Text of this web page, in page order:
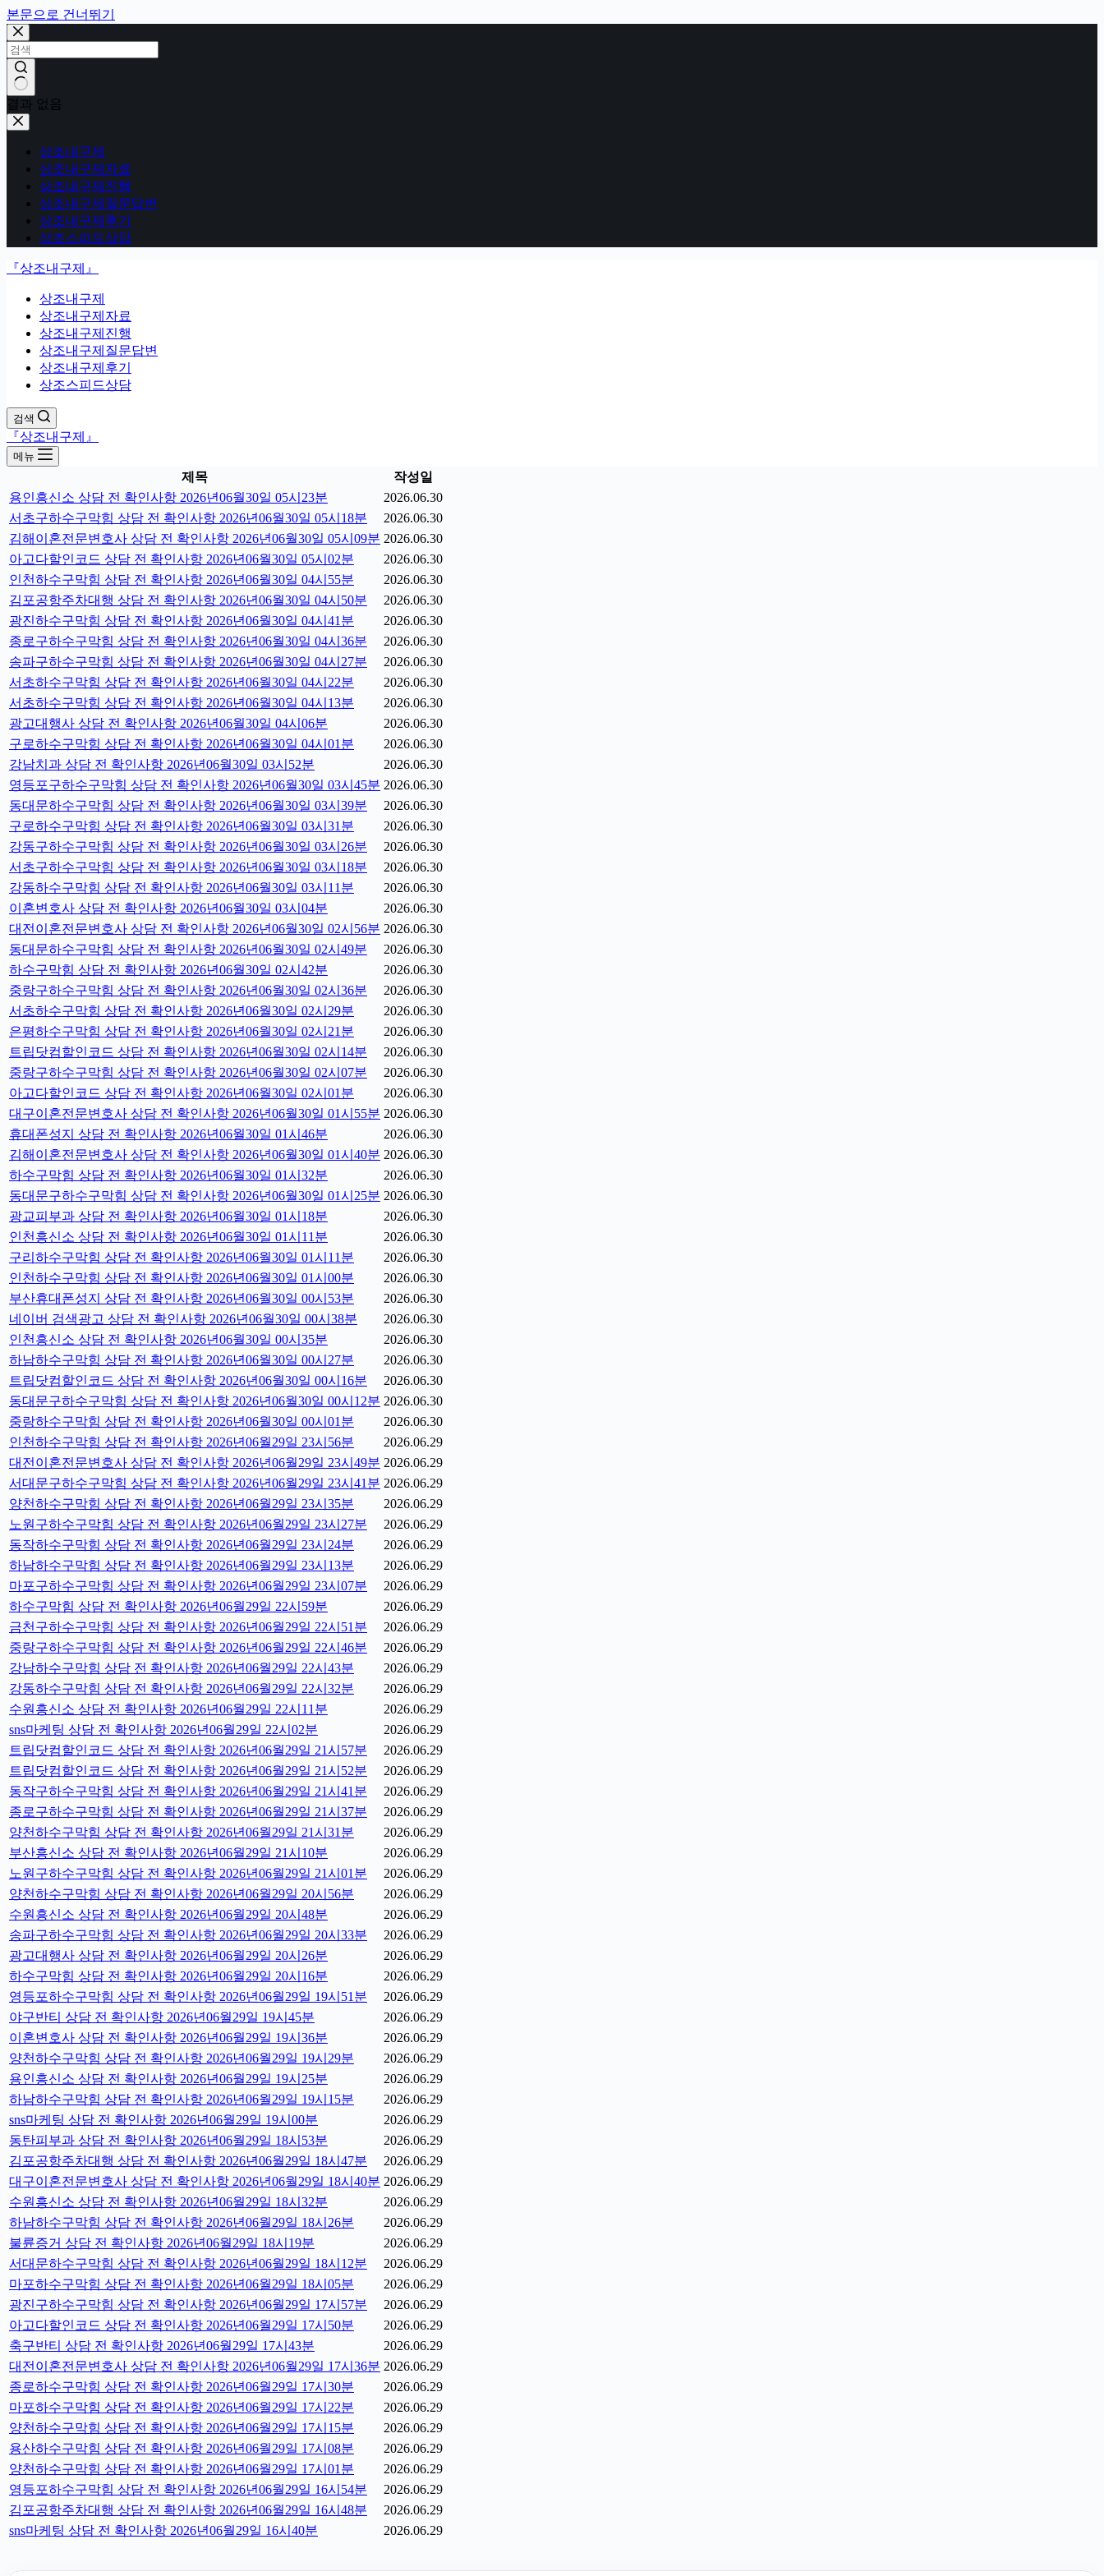
본문으로 건너뛰기
결과 없음
상조내구제
상조내구제자료
상조내구제진행
상조내구제질문답변
상조내구제후기
상조스피드상담
『상조내구제』
상조내구제
상조내구제자료
상조내구제진행
상조내구제질문답변
상조내구제후기
상조스피드상담
검색
『상조내구제』
메뉴
제목
작성일
용인흥신소 상담 전 확인사항 2026년06월30일 05시23분
2026.06.30
서초구하수구막힘 상담 전 확인사항 2026년06월30일 05시18분
2026.06.30
김해이혼전문변호사 상담 전 확인사항 2026년06월30일 05시09분 2026.06.30
아고다할인코드 상담 전 확인사항 2026년06월30일 05시02분
2026.06.30
인천하수구막힘 상담 전 확인사항 2026년06월30일 04시55분
2026.06.30
김포공항주차대행 상담 전 확인사항 2026년06월30일 04시50분
2026.06.30
광진하수구막힘 상담 전 확인사항 2026년06월30일 04시41분
2026.06.30
종로구하수구막힘 상담 전 확인사항 2026년06월30일 04시36분
2026.06.30
송파구하수구막힘 상담 전 확인사항 2026년06월30일 04시27분
2026.06.30
서초하수구막힘 상담 전 확인사항 2026년06월30일 04시22분
2026.06.30
서초하수구막힘 상담 전 확인사항 2026년06월30일 04시13분
2026.06.30
광고대행사 상담 전 확인사항 2026년06월30일 04시06분
2026.06.30
구로하수구막힘 상담 전 확인사항 2026년06월30일 04시01분
2026.06.30
강남치과 상담 전 확인사항 2026년06월30일 03시52분
2026.06.30
영등포구하수구막힘 상담 전 확인사항 2026년06월30일 03시45분 2026.06.30
동대문하수구막힘 상담 전 확인사항 2026년06월30일 03시39분
2026.06.30
구로하수구막힘 상담 전 확인사항 2026년06월30일 03시31분
2026.06.30
강동구하수구막힘 상담 전 확인사항 2026년06월30일 03시26분
2026.06.30
서초구하수구막힘 상담 전 확인사항 2026년06월30일 03시18분
2026.06.30
강동하수구막힘 상담 전 확인사항 2026년06월30일 03시11분
2026.06.30
이혼변호사 상담 전 확인사항 2026년06월30일 03시04분
2026.06.30
대전이혼전문변호사 상담 전 확인사항 2026년06월30일 02시56분 2026.06.30
동대문하수구막힘 상담 전 확인사항 2026년06월30일 02시49분
2026.06.30
하수구막힘 상담 전 확인사항 2026년06월30일 02시42분
2026.06.30
중랑구하수구막힘 상담 전 확인사항 2026년06월30일 02시36분
2026.06.30
서초하수구막힘 상담 전 확인사항 2026년06월30일 02시29분
2026.06.30
은평하수구막힘 상담 전 확인사항 2026년06월30일 02시21분
2026.06.30
트립닷컴할인코드 상담 전 확인사항 2026년06월30일 02시14분
2026.06.30
중랑구하수구막힘 상담 전 확인사항 2026년06월30일 02시07분
2026.06.30
아고다할인코드 상담 전 확인사항 2026년06월30일 02시01분
2026.06.30
대구이혼전문변호사 상담 전 확인사항 2026년06월30일 01시55분 2026.06.30
휴대폰성지 상담 전 확인사항 2026년06월30일 01시46분
2026.06.30
김해이혼전문변호사 상담 전 확인사항 2026년06월30일 01시40분 2026.06.30
하수구막힘 상담 전 확인사항 2026년06월30일 01시32분
2026.06.30
동대문구하수구막힘 상담 전 확인사항 2026년06월30일 01시25분 2026.06.30
광교피부과 상담 전 확인사항 2026년06월30일 01시18분
2026.06.30
인천흥신소 상담 전 확인사항 2026년06월30일 01시11분
2026.06.30
구리하수구막힘 상담 전 확인사항 2026년06월30일 01시11분
2026.06.30
인천하수구막힘 상담 전 확인사항 2026년06월30일 01시00분
2026.06.30
부산휴대폰성지 상담 전 확인사항 2026년06월30일 00시53분
2026.06.30
네이버 검색광고 상담 전 확인사항 2026년06월30일 00시38분
2026.06.30
인천흥신소 상담 전 확인사항 2026년06월30일 00시35분
2026.06.30
하남하수구막힘 상담 전 확인사항 2026년06월30일 00시27분
2026.06.30
트립닷컴할인코드 상담 전 확인사항 2026년06월30일 00시16분
2026.06.30
동대문구하수구막힘 상담 전 확인사항 2026년06월30일 00시12분 2026.06.30
중랑하수구막힘 상담 전 확인사항 2026년06월30일 00시01분
2026.06.30
인천하수구막힘 상담 전 확인사항 2026년06월29일 23시56분
2026.06.29
대전이혼전문변호사 상담 전 확인사항 2026년06월29일 23시49분 2026.06.29
서대문구하수구막힘 상담 전 확인사항 2026년06월29일 23시41분 2026.06.29
양천하수구막힘 상담 전 확인사항 2026년06월29일 23시35분
2026.06.29
노원구하수구막힘 상담 전 확인사항 2026년06월29일 23시27분
2026.06.29
동작하수구막힘 상담 전 확인사항 2026년06월29일 23시24분
2026.06.29
하남하수구막힘 상담 전 확인사항 2026년06월29일 23시13분
2026.06.29
마포구하수구막힘 상담 전 확인사항 2026년06월29일 23시07분
2026.06.29
하수구막힘 상담 전 확인사항 2026년06월29일 22시59분
2026.06.29
금천구하수구막힘 상담 전 확인사항 2026년06월29일 22시51분
2026.06.29
중랑구하수구막힘 상담 전 확인사항 2026년06월29일 22시46분
2026.06.29
강남하수구막힘 상담 전 확인사항 2026년06월29일 22시43분
2026.06.29
강동하수구막힘 상담 전 확인사항 2026년06월29일 22시32분
2026.06.29
수원흥신소 상담 전 확인사항 2026년06월29일 22시11분
2026.06.29
sns마케팅 상담 전 확인사항 2026년06월29일 22시02분
2026.06.29
트립닷컴할인코드 상담 전 확인사항 2026년06월29일 21시57분
2026.06.29
트립닷컴할인코드 상담 전 확인사항 2026년06월29일 21시52분
2026.06.29
동작구하수구막힘 상담 전 확인사항 2026년06월29일 21시41분
2026.06.29
종로구하수구막힘 상담 전 확인사항 2026년06월29일 21시37분
2026.06.29
양천하수구막힘 상담 전 확인사항 2026년06월29일 21시31분
2026.06.29
부산흥신소 상담 전 확인사항 2026년06월29일 21시10분
2026.06.29
노원구하수구막힘 상담 전 확인사항 2026년06월29일 21시01분
2026.06.29
양천하수구막힘 상담 전 확인사항 2026년06월29일 20시56분
2026.06.29
수원흥신소 상담 전 확인사항 2026년06월29일 20시48분
2026.06.29
송파구하수구막힘 상담 전 확인사항 2026년06월29일 20시33분
2026.06.29
광고대행사 상담 전 확인사항 2026년06월29일 20시26분
2026.06.29
하수구막힘 상담 전 확인사항 2026년06월29일 20시16분
2026.06.29
영등포하수구막힘 상담 전 확인사항 2026년06월29일 19시51분
2026.06.29
야구반티 상담 전 확인사항 2026년06월29일 19시45분
2026.06.29
이혼변호사 상담 전 확인사항 2026년06월29일 19시36분
2026.06.29
양천하수구막힘 상담 전 확인사항 2026년06월29일 19시29분
2026.06.29
용인흥신소 상담 전 확인사항 2026년06월29일 19시25분
2026.06.29
하남하수구막힘 상담 전 확인사항 2026년06월29일 19시15분
2026.06.29
sns마케팅 상담 전 확인사항 2026년06월29일 19시00분
2026.06.29
동탄피부과 상담 전 확인사항 2026년06월29일 18시53분
2026.06.29
김포공항주차대행 상담 전 확인사항 2026년06월29일 18시47분
2026.06.29
대구이혼전문변호사 상담 전 확인사항 2026년06월29일 18시40분 2026.06.29
수원흥신소 상담 전 확인사항 2026년06월29일 18시32분
2026.06.29
하남하수구막힘 상담 전 확인사항 2026년06월29일 18시26분
2026.06.29
불륜증거 상담 전 확인사항 2026년06월29일 18시19분
2026.06.29
서대문하수구막힘 상담 전 확인사항 2026년06월29일 18시12분
2026.06.29
마포하수구막힘 상담 전 확인사항 2026년06월29일 18시05분
2026.06.29
광진구하수구막힘 상담 전 확인사항 2026년06월29일 17시57분
2026.06.29
아고다할인코드 상담 전 확인사항 2026년06월29일 17시50분
2026.06.29
축구반티 상담 전 확인사항 2026년06월29일 17시43분
2026.06.29
대전이혼전문변호사 상담 전 확인사항 2026년06월29일 17시36분 2026.06.29
종로하수구막힘 상담 전 확인사항 2026년06월29일 17시30분
2026.06.29
마포하수구막힘 상담 전 확인사항 2026년06월29일 17시22분
2026.06.29
양천하수구막힘 상담 전 확인사항 2026년06월29일 17시15분
2026.06.29
용산하수구막힘 상담 전 확인사항 2026년06월29일 17시08분
2026.06.29
양천하수구막힘 상담 전 확인사항 2026년06월29일 17시01분
2026.06.29
영등포하수구막힘 상담 전 확인사항 2026년06월29일 16시54분
2026.06.29
김포공항주차대행 상담 전 확인사항 2026년06월29일 16시48분
2026.06.29
sns마케팅 상담 전 확인사항 2026년06월29일 16시40분
2026.06.29